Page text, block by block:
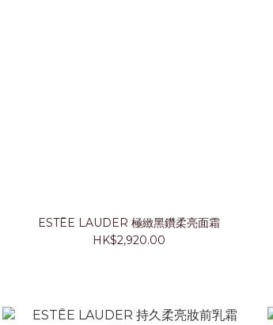
ESTĒE LAUDER 極緻黑鑽柔亮面霜
HK$2,920.00